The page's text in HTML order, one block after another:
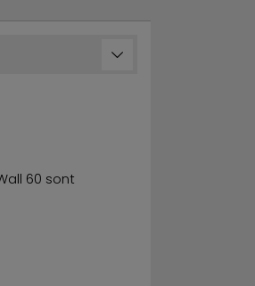
60 sont